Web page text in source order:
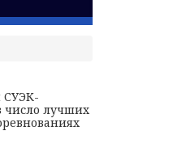
СУЭК-
число лучших